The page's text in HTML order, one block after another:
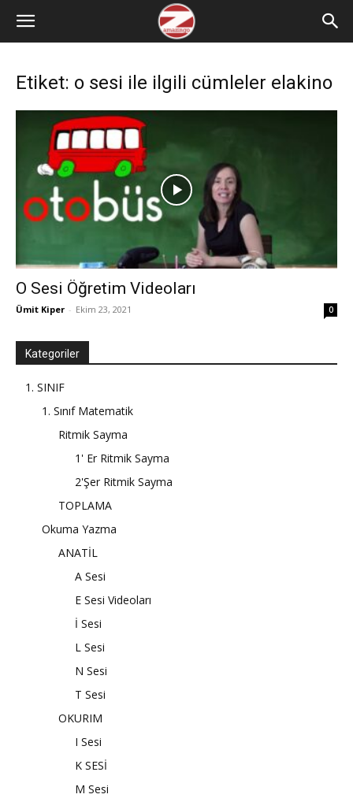
Etiket: o sesi ile ilgili cümleler elakino
O Sesi Öğretim Videoları
Ümit Kiper - Ekim 23, 2021 0
Kategoriler
1. SINIF
1. Sınıf Matematik
Ritmik Sayma
1' Er Ritmik Sayma
2'Şer Ritmik Sayma
TOPLAMA
Okuma Yazma
ANATİL
A Sesi
E Sesi Videoları
İ Sesi
L Sesi
N Sesi
T Sesi
OKURIM
I Sesi
K SESİ
M Sesi